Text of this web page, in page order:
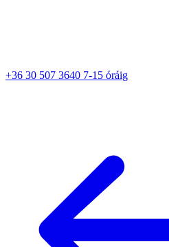
+36 30 507 3640 7-15 óráig